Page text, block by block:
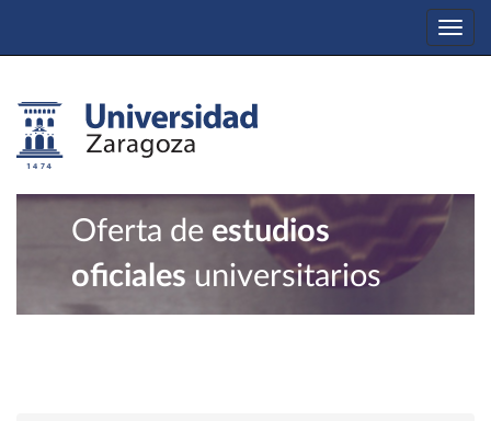
Oferta de estudios
oficiales universitarios